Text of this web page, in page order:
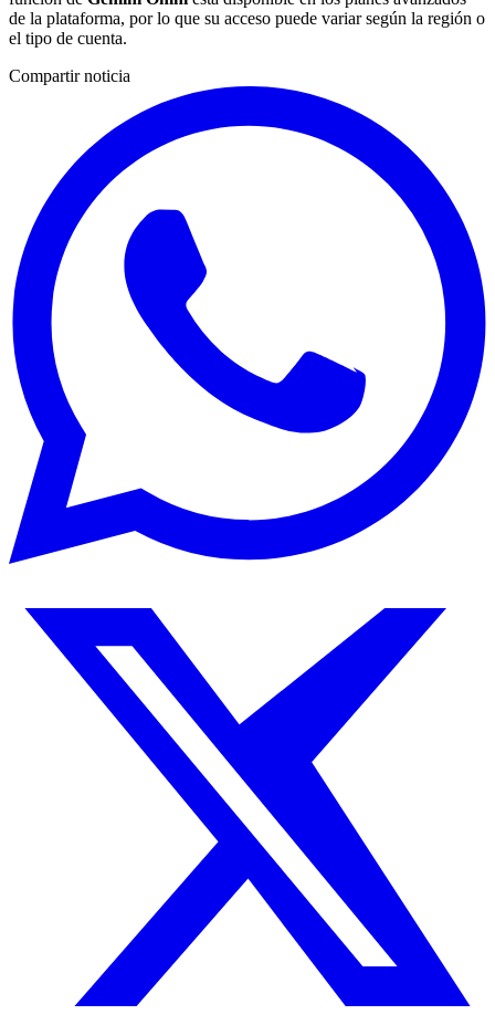
de la plataforma, por lo que su acceso puede variar según la región o
el tipo de cuenta.
Compartir noticia